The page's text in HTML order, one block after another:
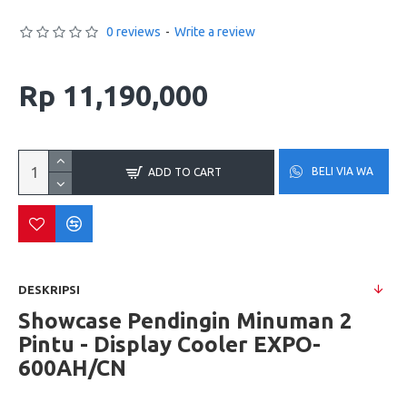
0 reviews - Write a review
Rp 11,190,000
ADD TO CART BELI VIA WA
DESKRIPSI
Showcase Pendingin Minuman 2
Pintu - Display Cooler EXPO-
600AH/CN